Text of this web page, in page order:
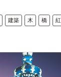
建築 木 橋 紅